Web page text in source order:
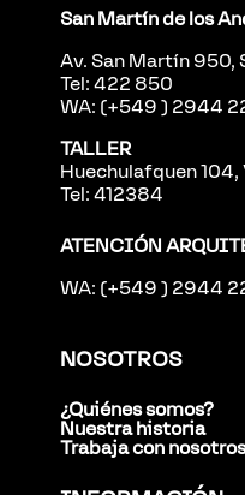
San Martín de los
Av. San Martín 950,
Tel: 422 850
WA: (+549 ) 2944
TALLER
Huechulafquen 104,
Tel: 412384
ATENCIÓN
WA: (+549 ) 2944
NOSOTROS
¿Quiénes somos?
Nuestra historia
Trabaja con nosotros